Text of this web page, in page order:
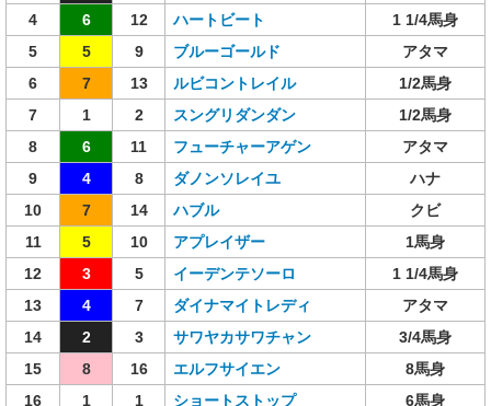
4
6 12 ハートビート
1 1/4馬身
5
5 9 ブルーゴールド
アタマ
6
7 13 ルビコントレイル
1/2馬身
7
1 2 スングリダンダン
1/2馬身
8
6 11 フューチャーアゲン
アタマ
9
4 8 ダノンソレイユ
ハナ
10
7 14 ハブル
クビ
11
5 10 アプレイザー
1馬身
12
3 5 イーデンテソーロ
1 1/4馬身
13
4 7 ダイナマイトレディ
アタマ
14
2 3 サワヤカサワチャン
3/4馬身
15
8 16 エルフサイエン
8馬身
16
1 1 ショートストップ 6馬身